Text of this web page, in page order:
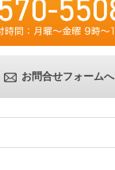
お問合せフォームへ